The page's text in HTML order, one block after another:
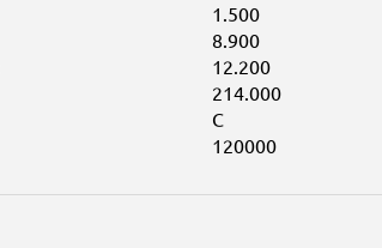
1.500
8.900
12.200
214.000
C
120000